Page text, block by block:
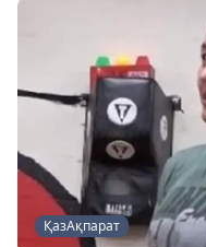
ҚазАқпарат